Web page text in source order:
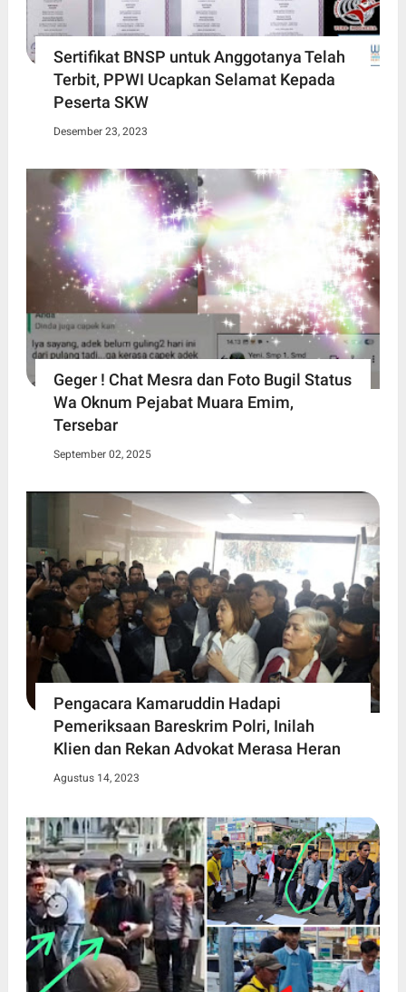
Sertifikat BNSP untuk Anggotanya Telah
Terbit, PPWI Ucapkan Selamat Kepada
Peserta SKW
Desember 23, 2023
Geger ! Chat Mesra dan Foto Bugil Status
Wa Oknum Pejabat Muara Emim,
Tersebar
September 02, 2025
Pengacara Kamaruddin Hadapi
Pemeriksaan Bareskrim Polri, Inilah
Klien dan Rekan Advokat Merasa Heran
Agustus 14, 2023